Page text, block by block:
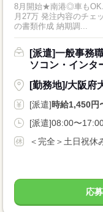
8月開始★南港◎車も
月27万 発注内容のチェ
の書類作成 納期調...
[派遣]一般事務
ソコン・インタ
[勤務地]/大阪府
[派遣]時給1,450円
[派遣]08:00〜
＜完全＞土日祝休
応